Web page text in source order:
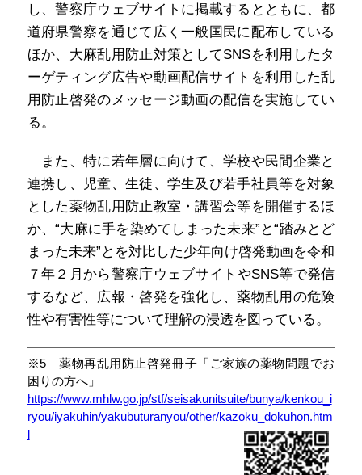
し、警察庁ウェブサイトに掲載するとともに、都
道府県警察を通じて広く一般国民に配布している
ほか、大麻乱用防止対策としてSNSを利用したタ
ーゲティング広告や動画配信サイトを利用した乱
用防止啓発のメッセージ動画の配信を実施してい
る。
また、特に若年層に向けて、学校や民間企業と
連携し、児童、生徒、学生及び若手社員等を対象
とした薬物乱用防止教室・講習会等を開催するほ
か、“大麻に手を染めてしまった未来”と“踏みとど
まった未来”とを対比した少年向け啓発動画を令和
７年２月から警察庁ウェブサイトやSNS等で発信
するなど、広報・啓発を強化し、薬物乱用の危険
性や有害性等について理解の浸透を図っている。
※5 薬物再乱用防止啓発冊子「ご家族の薬物問題でお
困りの方へ」
https://www.mhlw.go.jp/stf/seisakunitsuite/bunya/kenkou_i
ryou/iyakuhin/yakubuturanyou/other/kazoku_dokuhon.htm
l